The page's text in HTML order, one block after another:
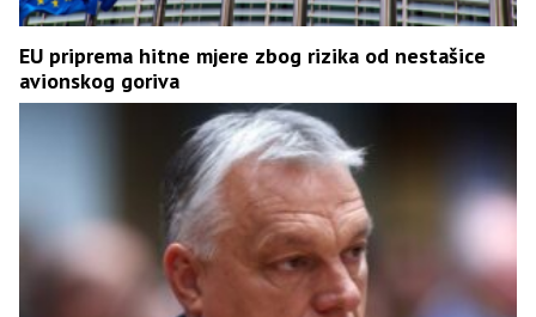
EU priprema hitne mjere zbog rizika od nestašice
avionskog goriva